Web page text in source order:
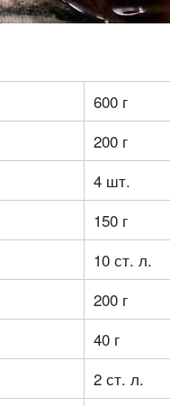
600 г
200 г
4 шт.
150 г
10 ст. л.
200 г
40 г
2 ст. л.